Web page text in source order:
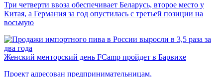
Три четверти ввоза обеспечивает Беларусь, второе место у
Китая, а Германия за год опустилась с третьей позиции на
восьмую
Женский менторский день FCamp пройдет в Барвихе
Проект адресован предпринимательницам,